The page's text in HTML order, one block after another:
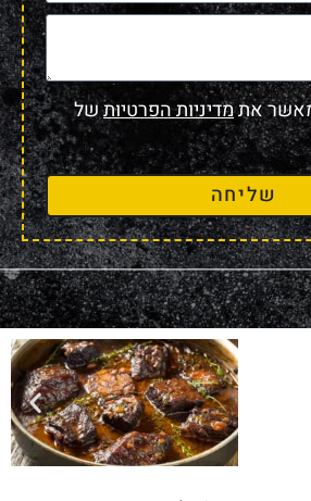
מאשר אתמדיניות הפרטיותשל
שליחה